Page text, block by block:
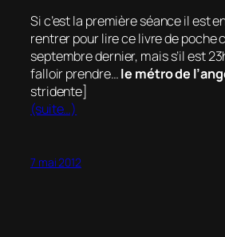
Si c’est la première séance il est
rentrer pour lire ce livre de poche
septembre dernier, mais s’il est
falloir prendre…le métro de
stridente]
(suite…)
7 mai 2012